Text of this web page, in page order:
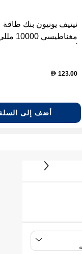
نيتيف يونيون بنك طاقة
D 123.00
أضف إلى